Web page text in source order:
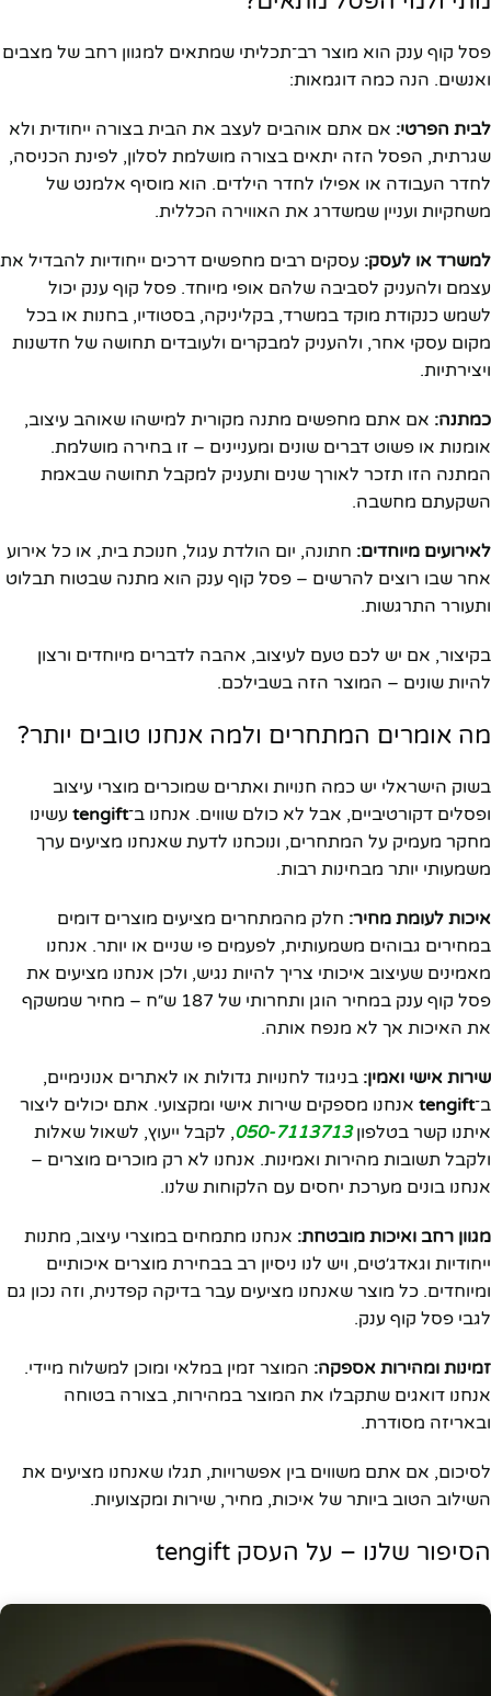
פסל קוף ענק הוא מוצר רב־תכליתי שמתאים למגוון רחב של מצבים
ואנשים. הנה כמה דוגמאות:
לבית הפרטי: אם אתם אוהבים לעצב את הבית בצורה ייחודית ולא
שגרתית, הפסל הזה יתאים בצורה מושלמת לסלון, לפינת הכניסה,
לחדר העבודה או אפילו לחדר הילדים. הוא מוסיף אלמנט של
משחקיות ועניין שמשדרג את האווירה הכללית.
למשרד או לעסק: עסקים רבים מחפשים דרכים ייחודיות להבדיל את
עצמם ולהעניק לסביבה שלהם אופי מיוחד. פסל קוף ענק יכול
לשמש כנקודת מוקד במשרד, בקליניקה, בסטודיו, בחנות או בכל
מקום עסקי אחר, ולהעניק למבקרים ולעובדים תחושה של חדשנות
ויצירתיות.
כמתנה: אם אתם מחפשים מתנה מקורית למישהו שאוהב עיצוב,
אומנות או פשוט דברים שונים ומעניינים – זו בחירה מושלמת.
המתנה הזו תזכר לאורך שנים ותעניק למקבל תחושה שבאמת
השקעתם מחשבה.
לאירועים מיוחדים: חתונה, יום הולדת עגול, חנוכת בית, או כל אירוע
אחר שבו רוצים להרשים – פסל קוף ענק הוא מתנה שבטוח תבלוט
ותעורר התרגשות.
בקיצור, אם יש לכם טעם לעיצוב, אהבה לדברים מיוחדים ורצון
להיות שונים – המוצר הזה בשבילכם.
מה אומרים המתחרים ולמה אנחנו טובים יותר?
בשוק הישראלי יש כמה חנויות ואתרים שמוכרים מוצרי עיצוב
ופסלים דקורטיביים, אבל לא כולם שווים. אנחנו ב־tengift עשינו
מחקר מעמיק על המתחרים, ונוכחנו לדעת שאנחנו מציעים ערך
משמעותי יותר מבחינות רבות.
איכות לעומת מחיר: חלק מהמתחרים מציעים מוצרים דומים
במחירים גבוהים משמעותית, לפעמים פי שניים או יותר. אנחנו
מאמינים שעיצוב איכותי צריך להיות נגיש, ולכן אנחנו מציעים את
פסל קוף ענק במחיר הוגן ותחרותי של 187 ש״ח – מחיר שמשקף
את האיכות אך לא מנפח אותה.
שירות אישי ואמין: בניגוד לחנויות גדולות או לאתרים אנונימיים,
ב־tengift אנחנו מספקים שירות אישי ומקצועי. אתם יכולים ליצור
איתנו קשר בטלפון050-7113713, לקבל ייעוץ, לשאול שאלות
ולקבל תשובות מהירות ואמינות. אנחנו לא רק מוכרים מוצרים –
אנחנו בונים מערכת יחסים עם הלקוחות שלנו.
מגוון רחב ואיכות מובטחת: אנחנו מתמחים במוצרי עיצוב, מתנות
ייחודיות וגאדג׳טים, ויש לנו ניסיון רב בבחירת מוצרים איכותיים
ומיוחדים. כל מוצר שאנחנו מציעים עבר בדיקה קפדנית, וזה נכון גם
לגבי פסל קוף ענק.
זמינות ומהירות אספקה: המוצר זמין במלאי ומוכן למשלוח מיידי.
אנחנו דואגים שתקבלו את המוצר במהירות, בצורה בטוחה
ובאריזה מסודרת.
לסיכום, אם אתם משווים בין אפשרויות, תגלו שאנחנו מציעים את
השילוב הטוב ביותר של איכות, מחיר, שירות ומקצועיות.
הסיפור שלנו – על העסק tengift